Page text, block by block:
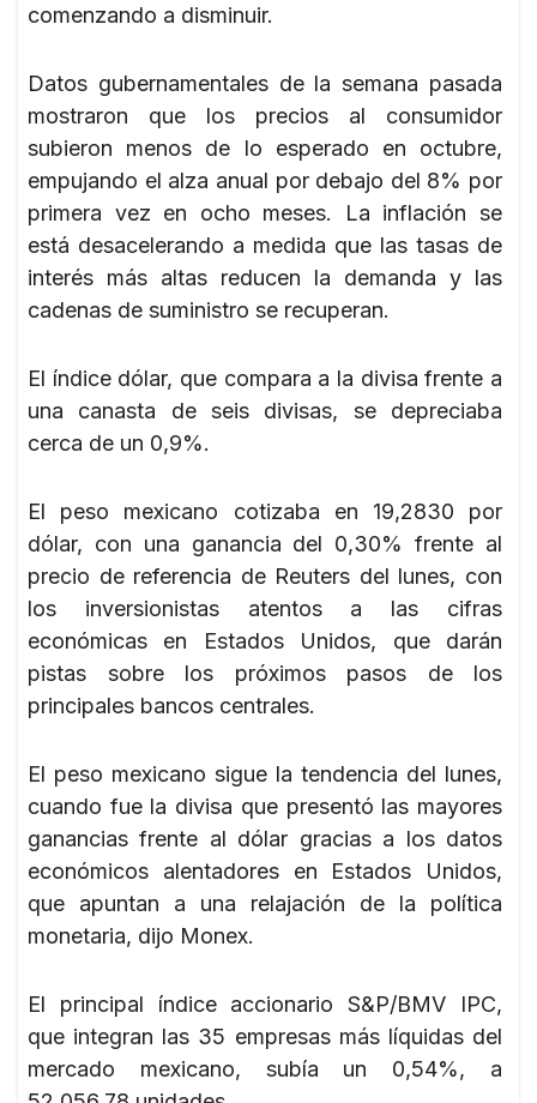
comenzando a disminuir.
Datos gubernamentales de la semana pasada
mostraron que los precios al consumidor
subieron menos de lo esperado en octubre,
empujando el alza anual por debajo del 8% por
primera vez en ocho meses. La inflación se
está desacelerando a medida que las tasas de
interés más altas reducen la demanda y las
cadenas de suministro se recuperan.
El índice dólar, que compara a la divisa frente a
una canasta de seis divisas, se depreciaba
cerca de un 0,9%.
El peso mexicano cotizaba en 19,2830 por
dólar, con una ganancia del 0,30% frente al
precio de referencia de Reuters del lunes, con
los inversionistas atentos a las cifras
económicas en Estados Unidos, que darán
pistas sobre los próximos pasos de los
principales bancos centrales.
El peso mexicano sigue la tendencia del lunes,
cuando fue la divisa que presentó las mayores
ganancias frente al dólar gracias a los datos
económicos alentadores en Estados Unidos,
que apuntan a una relajación de la política
monetaria, dijo Monex.
El principal índice accionario S&P/BMV IPC,
que integran las 35 empresas más líquidas del
mercado mexicano, subía un 0,54%, a